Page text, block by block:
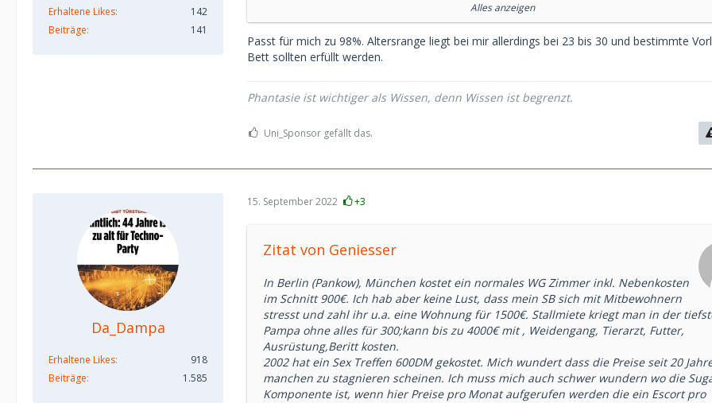
Erhaltene Likes
142
Beiträge
141
Muss unbedingt Umgangsformen haben und wissen man Messer & Gabel
benutzt
PL, CZ, SK Background bevorzugt - ausnahmslos keine Asiatinnen,
Afrikanerinnen, etc. ist nicht mein Typ
Verwendung des Sugars für Studium/Invest deutlich bevorzugt als für 37.
Nur reale Treffen, keine ständige Texterei via iphone
Keine Ökofetischistinnen, Klimatussis, Gutmenschinnen - habe mir deswegen
Overnight stark bevorzugt
Alles anzeigen
Passt für mich zu 98%. Altersrange liegt bei mir allerdings bei 23 bis 30 und bestimmte
Bett sollten erfüllt werden.
Phantasie ist wichtiger als Wissen, denn Wissen ist begrenzt.
Uni_Sponsor gefällt das.
Da_Dampa
Erhaltene Likes
918
Beiträge
1.585
15. September 2022 +3
Zitat von Geniesser
In Berlin (Pankow), München kostet ein normales WG Zimmer inkl. Nebenkosten
im Schnitt 900€. Ich hab aber keine Lust, dass mein SB sich mit Mitbewohnern
stresst und zahl ihr u.a. eine Wohnung für 1500€. Stallmiete kriegt man in der
Pampa ohne alles für 300;kann bis zu 4000€ mit , Weidengang, Tierarzt, Futter,
Ausrüstung,Beritt kosten.
2002 hat ein Sex Treffen 600DM gekostet. Mich wundert dass die Preise seit 20
manchen zu stagnieren scheinen. Ich muss mich auch schwer wundern wo die
Komponente ist, wenn hier Preise pro Monat aufgerufen werden die ein Escort pro